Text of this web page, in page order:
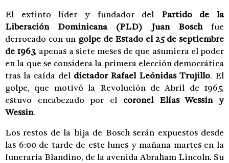
El extinto líder y fundador del Partido de la
Liberación Dominicana (PLD)
Juan Boschfue
derrocado con un golpe de Estado el 25 de septiembre
de 1963, apenas a siete meses de que asumiera el poder
en la que se considera la primera elección democrática
tras la caída del dictador Rafael Leónidas Trujillo. El
golpe, que motivó la Revolución de Abril de 1965,
estuvo encabezado por el coronel Elías Wessin y
Wessin.
Los restos de la hija de Bosch serán expuestos desde
las 6:00 de tarde de este lunes y mañana martes en la
funeraria Blandino, de la avenida Abraham Lincoln. Su